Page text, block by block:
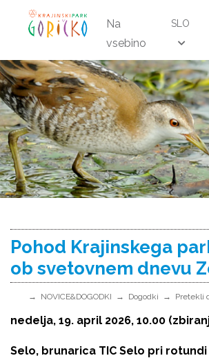
Na
vsebino
SLO
Pohod Krajinskega
ob svetovnem dnevu
NOVICE&DOGODKI Dogodki Pretekli
nedelja, 19. april 2026, 10.00
Selo, brunarica TIC Selo pri rotundi